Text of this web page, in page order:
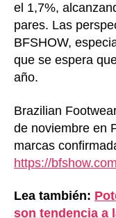
el 1,7%,
pares. Las
BFSHOW,
que se espera
año.
Brazilian
de noviembre en
marcas
https://
Lea también:
son tendencia a